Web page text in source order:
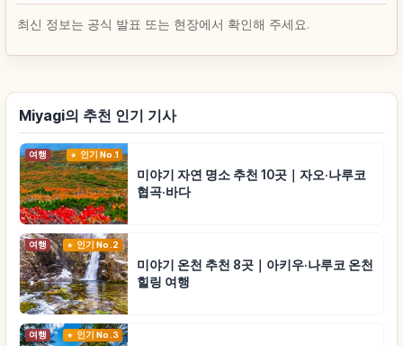
최신 정보는 공식 발표 또는 현장에서 확인해 주세요.
Miyagi의 추천 인기 기사
여행 인기 No.1
미야기 자연 명소 추천 10곳｜자오·나루코
협곡·바다
여행 인기 No.2
미야기 온천 추천 8곳｜아키우·나루코 온천
힐링 여행
여행 인기 No.3